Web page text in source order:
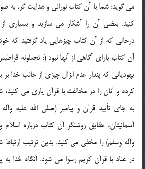
مي گويد: شما با آن کتاب نوراني و هدايت گر، به
کنيد. بعضي آن را آشکار مي سازيد و بسياري
درحالي که از آن کتاب چيزهايي ياد گرفتيد که
آن کتاب ياراي آگاهي از آنها نبود (: تجعلونه
يهودياني که پندار عدم انزال چيزي از جانب خدا
کرده و آنان را در مخالفت با قرآن ياري مي
به جاي تأييد قرآن و پيامبر (صلي الله عليه
آسمانيتان، حقايق روشنگر آن کتاب درباره اسلام
وآله وسلم) را مخفي مي کنيد. بدين ترتيب ارتباط
در عناد با قرآن کريم رسوا مي شود. آنگاه خدا به